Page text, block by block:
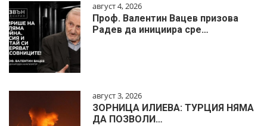
август 4, 2026
Проф. Валентин Вацев призова
Радев да инициира сре…
август 3, 2026
ЗОРНИЦА ИЛИЕВА: ТУРЦИЯ НЯМА
ДА ПОЗВОЛИ…